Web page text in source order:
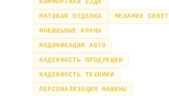
КОМФОРТНАЯ ЕЗДА
МАТОВАЯ ОТДЕЛКА
МЕХАНИК СОВЕТ
МОБИЛЬНЫЕ КРАНЫ
МОДИФИКАЦИЯ АВТО
НАДЕЖНОСТЬ ПРОДУКЦИИ
НАДЕЖНОСТЬ ТЕХНИКИ
ПЕРСОНАЛИЗАЦИЯ МАШИНЫ